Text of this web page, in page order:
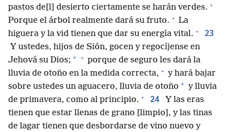
pastos de[l] desierto ciertamente se harán verdes. +
Porque el árbol realmente dará su fruto. + La
higuera y la vid tienen que dar su energía vital. + 23
Y ustedes, hijos de Sión, gocen y regocíjense en
Jehová su Dios; * + porque de seguro les dará la
lluvia de otoño en la medida correcta, + y hará bajar
sobre ustedes un aguacero, lluvia de otoño * y lluvia
de primavera, como al principio. + 24
Y las eras
tienen que estar llenas de grano [limpio], y las tinas
de lagar tienen que desbordarse de vino nuevo y